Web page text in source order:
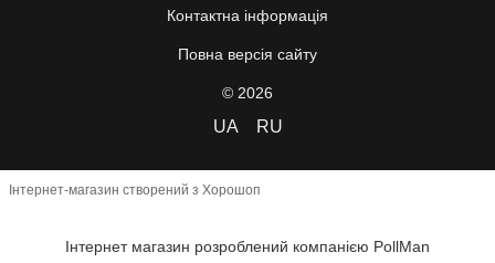
Контактна інформація
Повна версія сайту
© 2026
UA RU
Інтернет-магазин створений з Хорошоп
Інтернет магазин розроблений компанією PollMan